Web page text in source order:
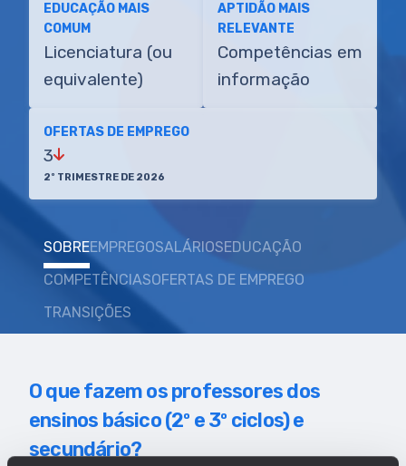
EDUCAÇÃO MAIS
COMUM
Licenciatura (ou
equivalente)
APTIDÃO MAIS
RELEVANTE
Competências em
informação
OFERTAS DE EMPREGO
3
2º TRIMESTRE DE 2026
SOBREEMPREGOSALÁRIOSEDUCAÇÃO
COMPETÊNCIASOFERTAS DE EMPREGO
TRANSIÇÕES
O que fazem os professores dos
ensinos básico (2º e 3º ciclos) e
secundário?